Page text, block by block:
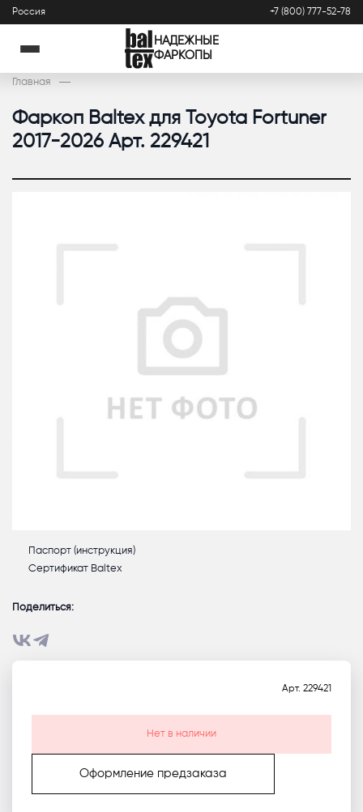
Россия +7 (800) 777-52-78
НАДЕЖНЫЕ
ФАРКОПЫ
Главная
Фаркоп Baltex для Toyota Fortuner
2017-2026 Арт. 229421
Паспорт (инструкция)
Сертификат Baltex
Поделиться:
Арт. 229421
Нет в наличии
Оформление предзаказа